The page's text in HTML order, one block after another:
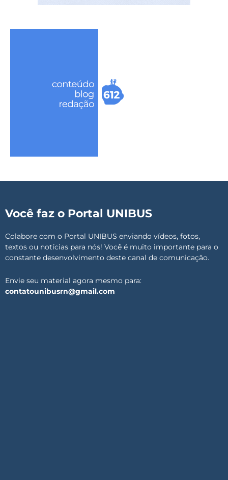
Você faz o Portal UNIBUS
Colabore com o Portal UNIBUS enviando vídeos, fotos,
textos ou notícias para nós! Você é muito importante para o
constante desenvolvimento deste canal de comunicação.
Envie seu material agora mesmo para:
contatounibusrn@gmail.com